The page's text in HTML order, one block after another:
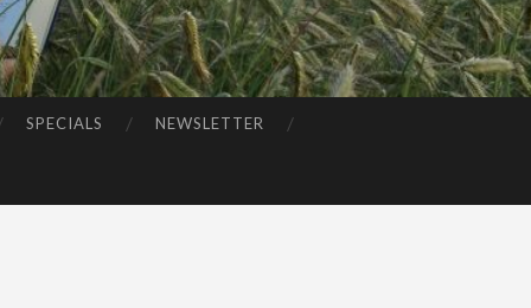
SPECIALS NEWSLETTER